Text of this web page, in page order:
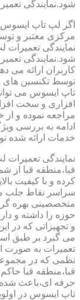
شود.نمایندگی
اگر لپ تاپ ایسوس
مرکزی معتبر و
نمایندگی
شود.نمایندگی
کاربران ارائه می
توسط تکنسین های
تاپ ایسوس می
افزاری و سخت
مراجعه نموده و از
ادامه به بررسی
خدمات ارائه شده
نمایندگی تعمیرات
قبا،منطقه قبا
کرده و با کیفیت
سراسر نقاط جلب
متخصصینی بهره
حوزه را داشته و
و تجهیزاتی که در
می گیرد بر طبق
تعمیرات به صورت
نظمی که در
قبا،منطقه قبا
حرفه ای،باعث شده
تاپ ایسوس در